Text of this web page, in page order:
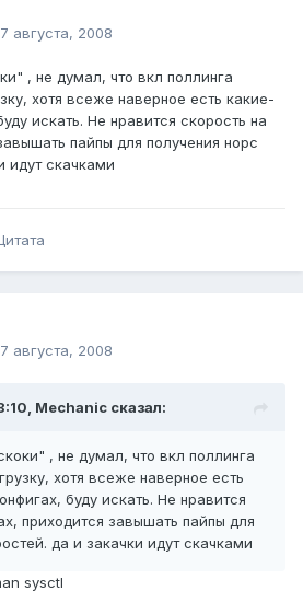
августа, 2008
, не думал, что вкл поллинга
хотя всеже наверное есть какие-
искать. Не нравится скорость на
пайпы для получения норс
идут скачками
августа, 2008
Mechanic сказал:
, не думал, что вкл поллинга
хотя всеже наверное есть
буду искать. Не нравится
приходится завышать пайпы для
да и закачки идут скачками
sysctl